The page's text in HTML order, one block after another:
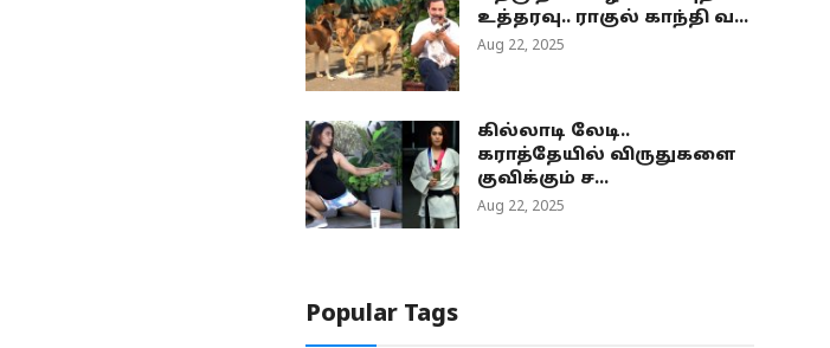
உத்தரவு.. ராகுல் காந்தி வ...
Aug 22, 2025
கில்லாடி லேடி..
கராத்தேயில் விருதுகளை
குவிக்கும் ச...
Aug 22, 2025
Popular Tags